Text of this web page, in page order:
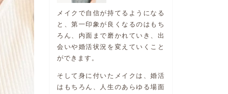
メイクで自信が持てるようになる
と、第一印象が良くなるのはもち
ろん、内面まで磨かれていき、出
会いや婚活状況を変えていくこと
ができます。
そして身に付いたメイクは、婚活
はもちろん、人生のあらゆる場面